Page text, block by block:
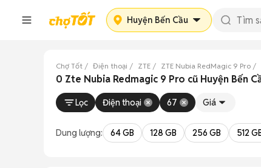
Huyện Bến Cầu
Chợ Tốt Điện thoại ZTE ZTE Nubia RedMagic 9 Pro
0 Zte Nubia Redmagic 9 Pro cũ Huyện Bến
Lọc Điện thoại 67 Giá
Dung lượng: 64 GB 128 GB 256 GB 512